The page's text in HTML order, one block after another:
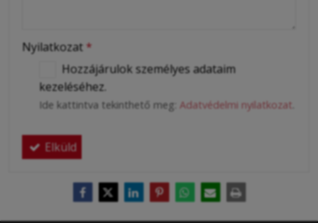
Nyilatkozat *
Hozzájárulok személyes adataim
kezeléséhez.
Ide kattintva tekinthető meg: Adatvédelmi nyilatkozat
Elküld